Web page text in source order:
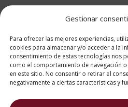
Gestionar
Para ofrecer las mejores experiencias,
cookies para almacenar y/o acceder a la
consentimiento de estas tecnologías nos
como el comportamiento de navegación
en este sitio. No consentir o retirar el
negativamente a ciertas características y
682 734
Aviso Legal
Política
Política de